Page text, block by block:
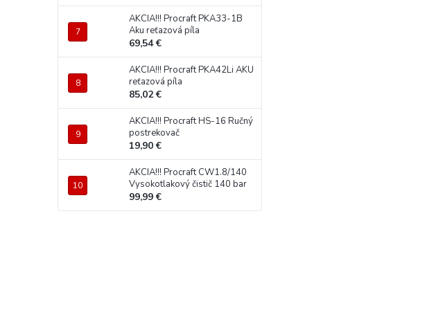
AKCIA!!! Procraft PKA33-1B
Aku reťazová píla
69,54 €
AKCIA!!! Procraft PKA42Li AKU
reťazová píla
85,02 €
AKCIA!!! Procraft HS-16 Ručný
postrekovač
19,90 €
AKCIA!!! Procraft CW1.8/140
Vysokotlakový čistič 140 bar
99,99 €